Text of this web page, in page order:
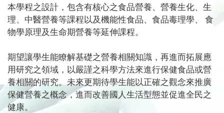
本學程之設計，包含有核心之食品營養、營養生化、生
理、中醫營養等課程以及機能性食品、食品毒理學、 食
物學原理及生命期營養等延伸課程。
期望讓學生能瞭解基礎之營養相關知識，再進而拓展應
用研究之領域，以嚴謹之科學方法來進行保健食品或營
養相關的研究。未來更期待學生能以正確之觀念來推廣
保健營養之概念，進而改善國人生活型態並促進全民之
健康。